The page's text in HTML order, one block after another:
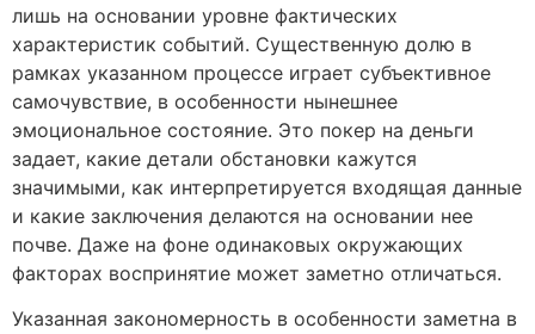
лишь на основании уровне фактических
характеристик событий. Существенную долю в
рамках указанном процессе играет субъективное
самочувствие, в особенности нынешнее
эмоциональное состояние. Это покер на деньги
задает, какие детали обстановки кажутся
значимыми, как интерпретируется входящая данные
и какие заключения делаются на основании нее
почве. Даже на фоне одинаковых окружающих
факторах воспринятие может заметно отличаться.
Указанная закономерность в особенности заметна в